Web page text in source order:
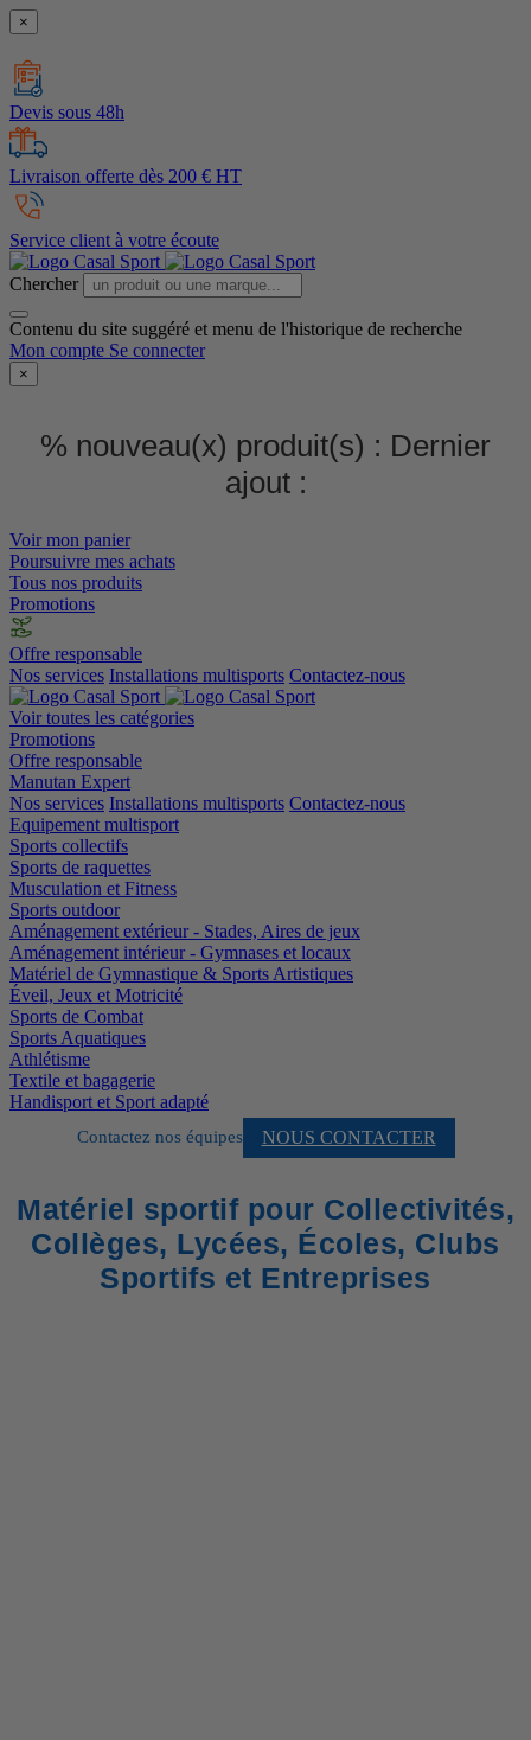
×
Devis sous 48h
Livraison offerte dès 200 € HT
Service client à votre écoute
Chercher
Contenu du site suggéré et menu de l'historique de recherche
Mon compte Se connecter
×
% nouveau(x) produit(s) : Dernier
ajout :
Voir mon panier
Poursuivre mes achats
Tous nos produits
Promotions
Offre responsable
Nos services Installations multisports Contactez-nous
Voir toutes les catégories
Promotions
Offre responsable
Manutan Expert
Nos services Installations multisports Contactez-nous
Equipement multisport
Sports collectifs
Sports de raquettes
Musculation et Fitness
Sports outdoor
Aménagement extérieur - Stades, Aires de jeux
Aménagement intérieur - Gymnases et locaux
Matériel de Gymnastique & Sports Artistiques
Éveil, Jeux et Motricité
Sports de Combat
Sports Aquatiques
Athlétisme
Textile et bagagerie
Handisport et Sport adapté
Contactez nos équipes NOUS CONTACTER
Matériel sportif pour Collectivités,
Collèges, Lycées, Écoles, Clubs
Sportifs et Entreprises